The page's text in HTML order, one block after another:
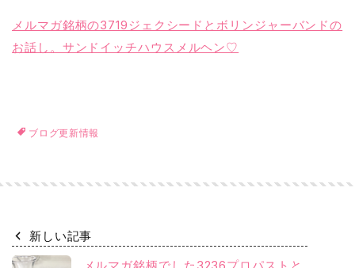
メルマガ銘柄の3719ジェクシードとボリンジャーバンドの
お話し。サンドイッチハウスメルヘン♡
ブログ更新情報
新しい記事
メルマガ銘柄でした3236プロパストと